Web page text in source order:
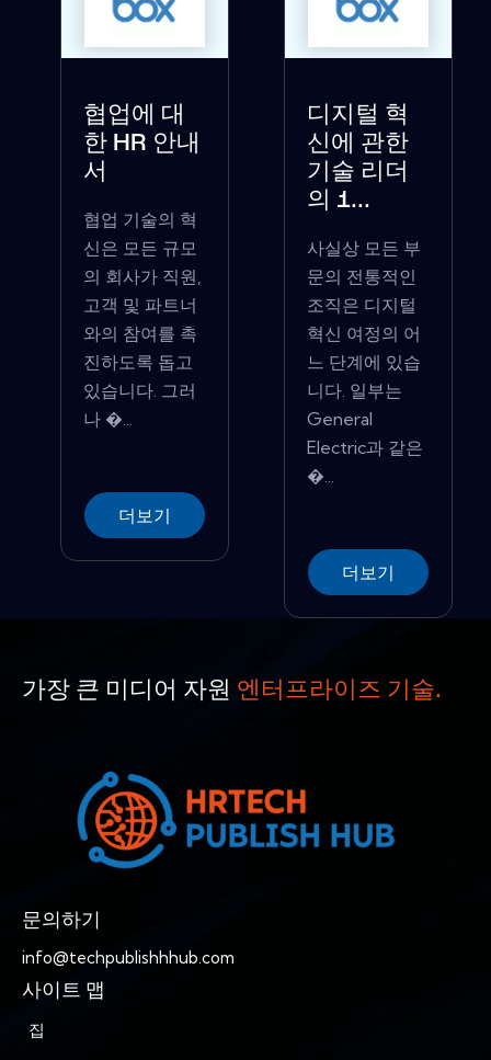
협업에 대
한 HR 안내
서
협업 기술의 혁
신은 모든 규모
의 회사가 직원,
고객 및 파트너
와의 참여를 촉
진하도록 돕고
있습니다. 그러
나 �...
더보기
디지털 혁
신에 관한
기술 리더
의 1...
사실상 모든 부
문의 전통적인
조직은 디지털
혁신 여정의 어
느 단계에 있습
니다. 일부는
General
Electric과 같은
�...
더보기
가장 큰 미디어 자원 엔터프라이즈 기술.
문의하기
info@techpublishhhub.com
사이트 맵
집